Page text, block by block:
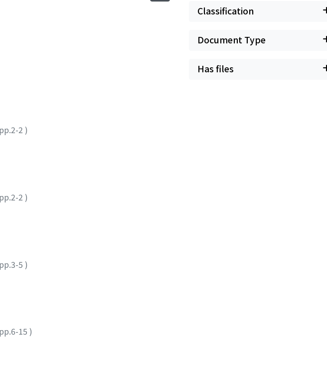
pp.2-2 )
pp.2-2 )
pp.3-5 )
pp.6-15 )
Classification
Document Type
Has files